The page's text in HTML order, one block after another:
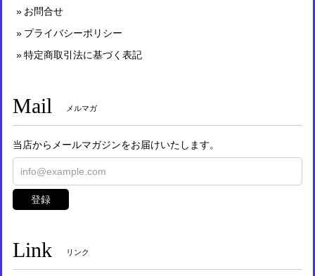
お問合せ
プライバシーポリシー
特定商取引法に基づく表記
Mail メルマガ
当店からメールマガジンをお届けいたします。
登録
Link リンク